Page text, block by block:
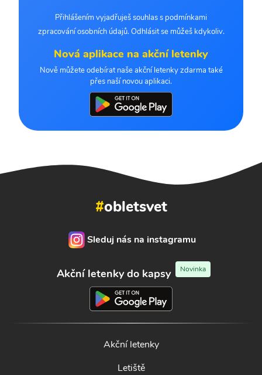
Přihlášením vyjadřuješ souhlas s podmínkami
zpracování osobních údajů. Odhlásit se můžeš kdykoliv.
Nová aplikace na akční letenky
Nově můžete odebírat naše akční letenky zdarma také
přes naší novou aplikaci.
#obletsvet
Sleduj nás na instagramu
Akční letenky do kapsy Novinka
Akční letenky
Letiště